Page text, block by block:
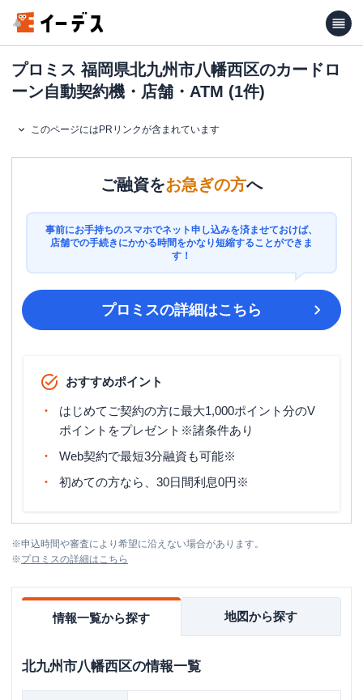
プロミス 福岡県北九州市八幡西区のカードロ
ーン自動契約機・店舗・ATM (1件)
このページにはPRリンクが含まれています
ご融資をお急ぎの方へ
事前にお手持ちのスマホでネット申し込みを済ませておけば、
店舗での手続きにかかる時間をかなり短縮することができま
す！
プロミスの詳細はこちら
おすすめポイント
はじめてご契約の方に最大1,000ポイント分のV
ポイントをプレゼント※諸条件あり
Web契約で最短3分融資も可能※
初めての方なら、30日間利息0円※
※申込時間や審査により希望に沿えない場合があります。
※プロミスの詳細はこちら
情報一覧から探す 地図から探す
北九州市八幡西区の情報一覧